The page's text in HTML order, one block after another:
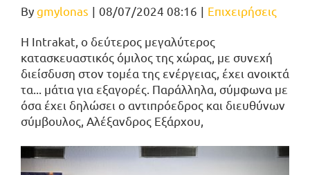
Bygmylonas | 08/07/2024 08:16 | Επιχειρήσεις
Η Intrakat, ο δεύτερος μεγαλύτερος
κατασκευαστικός όμιλος της χώρας, με συνεχή
διείσδυση στον τομέα της ενέργειας, έχει ανοικτά
τα... μάτια για εξαγορές. Παράλληλα, σύμφωνα με
όσα έχει δηλώσει ο αντιπρόεδρος και διευθύνων
σύμβουλος, Αλέξανδρος Εξάρχου,